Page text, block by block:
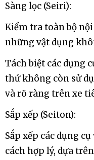
Sàng lọc (Seiri):
Kiểm tra toàn bộ
những vật dụng
Tách biệt các dụng
thứ không còn sử
và rõ ràng trên xe
Sắp xếp (Seiton):
Sắp xếp các dụng
cách hợp lý, dựa